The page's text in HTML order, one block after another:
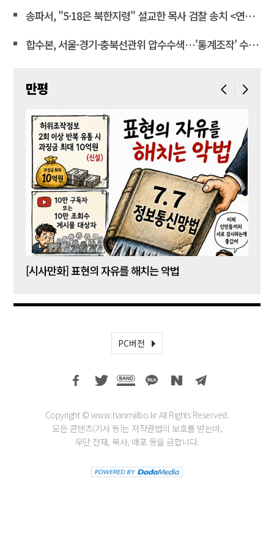
송파서, "5·18은 북한지령" 설교한 목사 검찰 송치 <연합뉴스>
합수본, 서울·경기·충북선관위 압수수색…'통계조작' 수사확대
만평
[시사만화] 표현의 자유를 해치는 악법
PC버전
Copyright © www.hanmiilbo.kr All Rights Reserved.
모든 콘텐츠(기사 등)는 저작권법의 보호를 받는바,
무단 전재, 복사, 배포 등을 금합니다.